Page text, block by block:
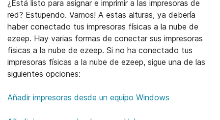
¿Está listo para asignar e imprimir a las impresoras de
red? Estupendo. Vamos! A estas alturas, ya debería
haber conectado tus impresoras físicas a la nube de
ezeep. Hay varias formas de conectar sus impresoras
físicas a la nube de ezeep. Si no ha conectado tus
impresoras físicas a la nube de ezeep, sigue una de las
siguientes opciones:
Open support article
Open support article
Open support article
Añadir impresoras desde un equipo Windows